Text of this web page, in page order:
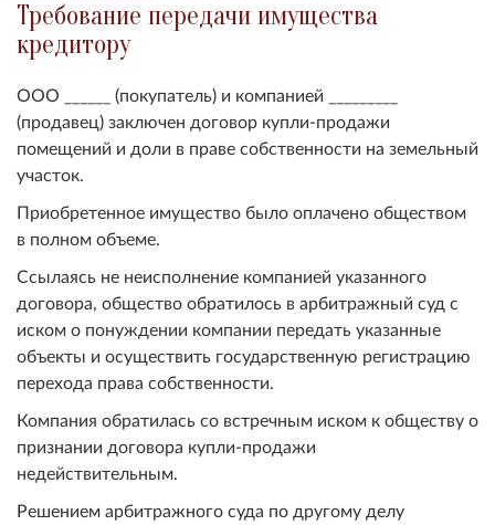
Требование передачи имущества
кредитору
ООО ______ (покупатель) и компанией _________
(продавец) заключен договор купли-продажи
помещений и доли в праве собственности на земельный
участок.
Приобретенное имущество было оплачено обществом
в полном объеме.
Ссылаясь не неисполнение компанией указанного
договора, общество обратилось в арбитражный суд с
иском о понуждении компании передать указанные
объекты и осуществить государственную регистрацию
перехода права собственности.
Компания обратилась со встречным иском к обществу о
признании договора купли-продажи
недействительным.
Решением арбитражного суда по другому делу